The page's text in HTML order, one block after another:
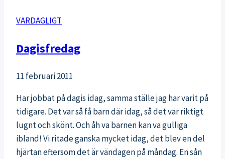
VARDAGLIGT
Dagisfredag
11 februari 2011
Har jobbat på dagis idag, samma ställe jag har varit på
tidigare. Det var så få barn där idag, så det var riktigt
lugnt och skönt. Och åh va barnen kan va gulliga
ibland! Vi ritade ganska mycket idag, det blev en del
hjärtan eftersom det är vändagen på måndag. En sån